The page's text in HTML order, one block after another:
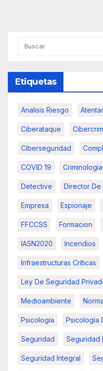
Etiquetas
Analisis Riesgo
Ciberataque
Ciberseguridad
COVID 19 Criminologia
Detective Director De
Empresa Espionaje
FFCCSS Formacion
IASN2020 Incendios
Infraestructuras Críticas
Ley De Seguridad
Medioambiente
Psicologia Psicología
Seguridad Seguridad
Seguridad Integral